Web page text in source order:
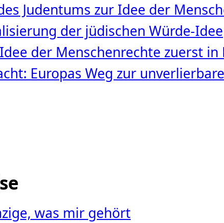
Judentums zur Idee der
der jüdischen Würde‑Idee
der Menschenrechte zuerst in
Europas Weg zur
was mir gehört